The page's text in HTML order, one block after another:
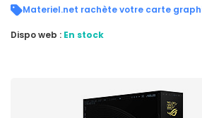
Materiel.net rachète votre carte
Dispo web : En stock